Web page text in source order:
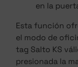
en la
Esta función
el modo de
tag Salto KS
presionada la